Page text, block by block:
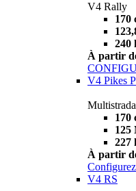
V4 Rally
170
240
À partir
V4 Pikes
170
125
227
À partir
V4 RS